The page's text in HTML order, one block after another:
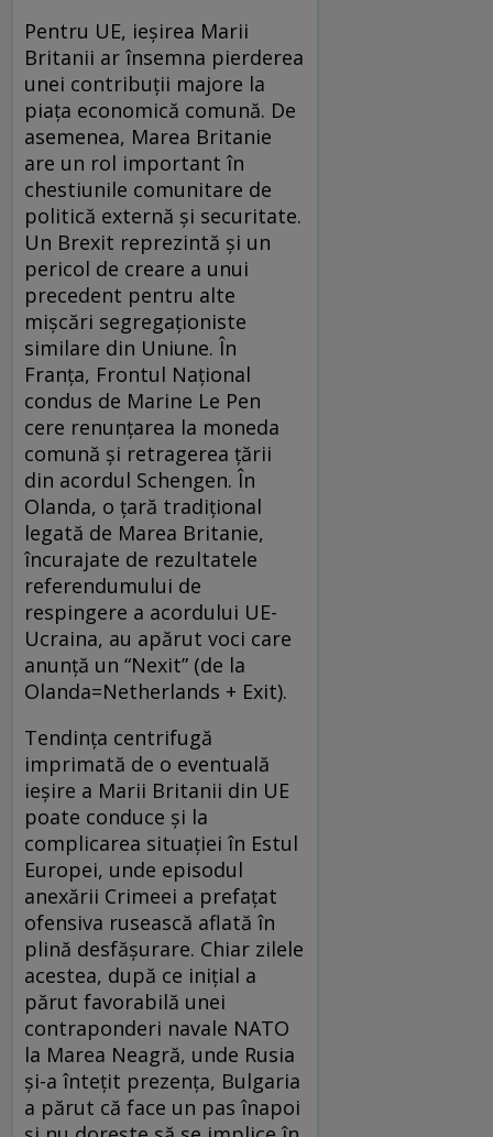
Pentru UE, ieşirea Marii
Britanii ar însemna pierderea
unei contribuții majore la
piaţa economică comună. De
asemenea, Marea Britanie
are un rol important în
chestiunile comunitare de
politică externă şi securitate.
Un Brexit reprezintă şi un
pericol de creare a unui
precedent pentru alte
mişcări segregaţioniste
similare din Uniune. În
Franţa, Frontul Naţional
condus de Marine Le Pen
cere renunţarea la moneda
comună şi retragerea ţării
din acordul Schengen. În
Olanda, o ţară tradițional
legată de Marea Britanie,
încurajate de rezultatele
referendumului de
respingere a acordului UE-
Ucraina, au apărut voci care
anunţă un “Nexit” (de la
Olanda=Netherlands + Exit).
Tendinţa centrifugă
imprimată de o eventuală
ieşire a Marii Britanii din UE
poate conduce şi la
complicarea situaţiei în Estul
Europei, unde episodul
anexării Crimeei a prefaţat
ofensiva rusească aflată în
plină desfăşurare. Chiar zilele
acestea, după ce iniţial a
părut favorabilă unei
contraponderi navale NATO
la Marea Neagră, unde Rusia
şi-a înteţit prezenţa, Bulgaria
a părut că face un pas înapoi